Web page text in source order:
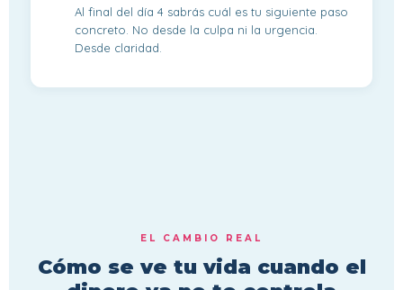
Al final del día 4 sabrás cuál es tu siguiente paso
concreto. No desde la culpa ni la urgencia.
Desde claridad.
EL CAMBIO REAL
Cómo se ve tu vida cuando el